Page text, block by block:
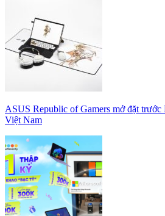
ASUS Republic of Gamers mở đặt
Việt Nam